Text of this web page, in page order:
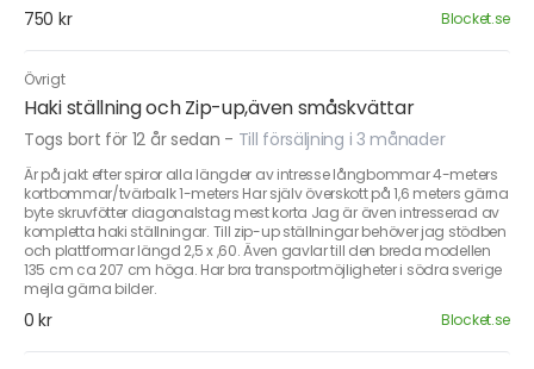
750 kr Blocket.se
Övrigt
Haki ställning och Zip-up,även småskvättar
Togs bort för 12 år sedan - Till försäljning i 3 månader
Är på jakt efter spiror alla längder av intresse långbommar 4-meters
kortbommar/tvärbalk 1-meters Har själv överskott på 1,6 meters gärna
byte skruvfötter diagonalstag mest korta Jag är även intresserad av
kompletta haki ställningar. Till zip-up ställningar behöver jag stödben
och plattformar längd 2,5 x ,60. Även gavlar till den breda modellen
135 cm ca 207 cm höga. Har bra transportmöjligheter i södra sverige
mejla gärna bilder.
0 kr Blocket.se